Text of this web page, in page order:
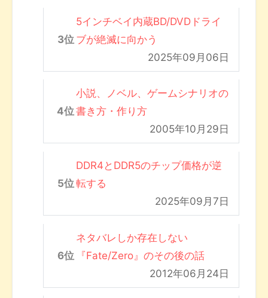
5インチベイ内蔵BD/DVDドライ
ブが絶滅に向かう
2025年09月06日
小説、ノベル、ゲームシナリオの
書き方・作り方
2005年10月29日
DDR4とDDR5のチップ価格が逆
転する
2025年09月7日
ネタバレしか存在しない
『Fate/Zero』のその後の話
2012年06月24日